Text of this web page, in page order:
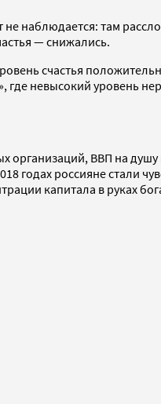
наблюдается: там
— снижались.
счастья
где невысокий уровень
ВВП на душу
годах россияне стали
капитала в руках